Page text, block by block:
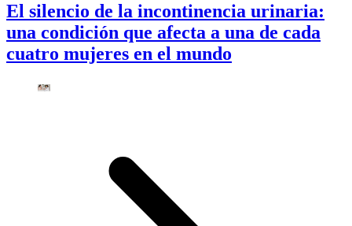
El silencio de la incontinencia urinaria:
una condición que afecta a una de cada
cuatro mujeres en el mundo